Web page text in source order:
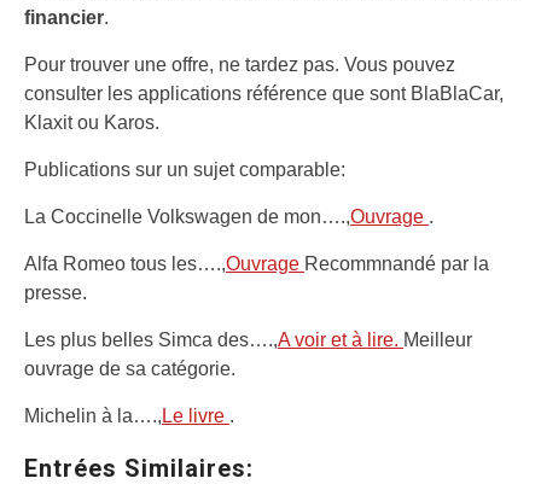
financier.
Pour trouver une offre, ne tardez pas. Vous pouvez
consulter les applications référence que sont BlaBlaCar,
Klaxit ou Karos.
Publications sur un sujet comparable:
La Coccinelle Volkswagen de mon….,Ouvrage .
Alfa Romeo tous les….,Ouvrage Recommnandé par la
presse.
Les plus belles Simca des….,A voir et à lire. Meilleur
ouvrage de sa catégorie.
Michelin à la…., Le livre .
Entrées Similaires: